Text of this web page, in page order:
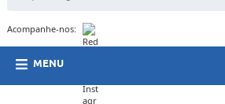
Acompanhe-nos:
MENU